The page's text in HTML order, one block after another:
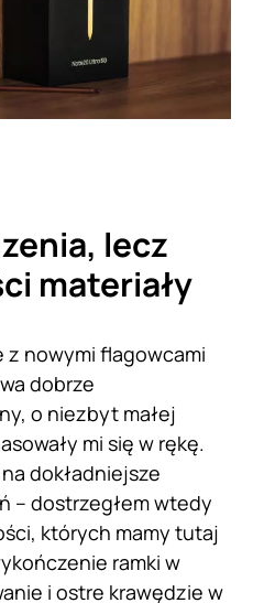
lecz
materiały
z nowymi flagowcami
dobrze
o niezbyt małej
mi się w rękę.
dokładniejsze
– dostrzegłem wtedy
których mamy tutaj
ramki w
i ostre krawędzie w